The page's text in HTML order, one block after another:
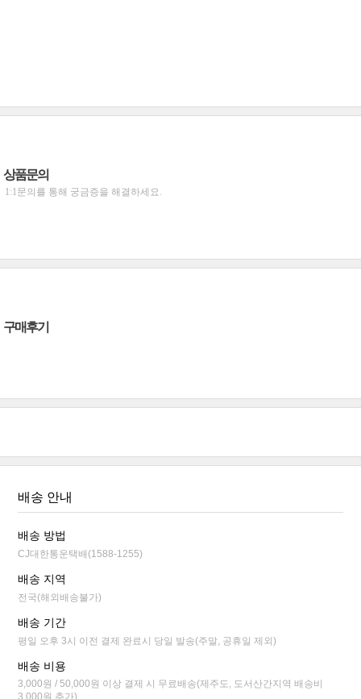
상품문의
1:1문의를 통해 궁금증을 해결하세요.
구매후기
배송 안내
배송 방법
CJ대한통운택배(1588-1255)
배송 지역
전국(해외배송불가)
배송 기간
평일 오후 3시 이전 결제 완료시 당일 발송(주말, 공휴일 제외)
배송 비용
3,000원 / 50,000원 이상 결제 시 무료배송(제주도, 도서산간지역 배송비